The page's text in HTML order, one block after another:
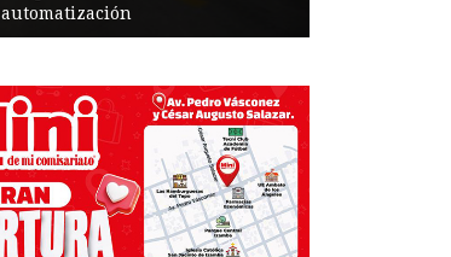
automatización